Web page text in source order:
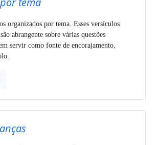
organizados por tema. Esses versículos
abrangente sobre várias questões
servir como fonte de encorajamento,